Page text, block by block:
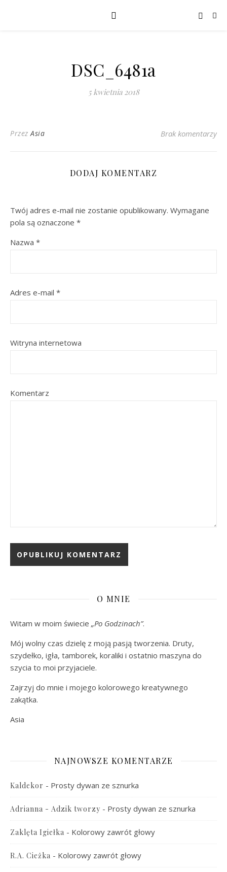
DSC_6481a
5 kwietnia 2018
PrzezAsia Brak komentarzy
DODAJ KOMENTARZ
Twój adres e-mail nie zostanie opublikowany. Wymagane
pola są oznaczone *
Nazwa *
Adres e-mail *
Witryna internetowa
Komentarz
O MNIE
Witam w moim świecie „Po Godzinach”.
Mój wolny czas dzielę z moją pasją tworzenia. Druty,
szydełko, igła, tamborek, koraliki i ostatnio maszyna do
szycia to moi przyjaciele.
Zajrzyj do mnie i mojego kolorowego kreatywnego
zakątka.
Asia
NAJNOWSZE KOMENTARZE
Kaldekor - Prosty dywan ze sznurka
Adrianna - Adzik tworzy - Prosty dywan ze sznurka
Zaklęta Igiełka - Kolorowy zawrót głowy
R.A. Cieżka - Kolorowy zawrót głowy